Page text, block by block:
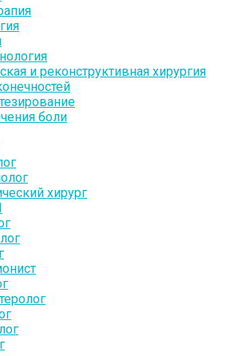
и реконструктивная хирургия
боли
хирург